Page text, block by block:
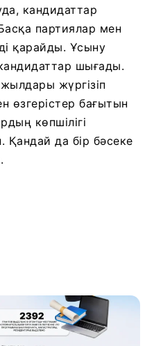
кандидаттар
партиялар мен
қарайды. Ұсыну
шығады.
жүргізіп
өзгерістер бағытын
көпшілігі
да бір бәсеке